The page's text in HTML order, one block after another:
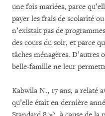
une fois mariées, parce
payer les frais de scolarité
n’existait pas de
des cours du soir, et parce
tâches ménagères.
belle-famille ne leur
Kabwila N., 17 ans, a relaté
qu’elle était en dernière